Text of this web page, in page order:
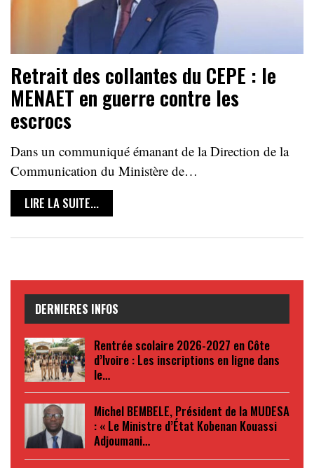
Retrait des collantes du CEPE : le
MENAET en guerre contre les
escrocs
Dans un communiqué émanant de la Direction de la
Communication du Ministère de…
LIRE LA SUITE...
DERNIERES INFOS
Rentrée scolaire 2026-2027 en Côte
d’Ivoire : Les inscriptions en ligne dans
le…
Michel BEMBELE, Président de la MUDESA
: « Le Ministre d’État Kobenan Kouassi
Adjoumani…